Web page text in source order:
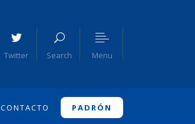
Twitter Search Menu
CONTACTO PADRÓN